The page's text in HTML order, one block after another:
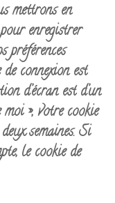
mettrons en
enregistrer
préférences
connexion est
d’écran est d’un
», votre cookie
semaines. Si
le cookie de